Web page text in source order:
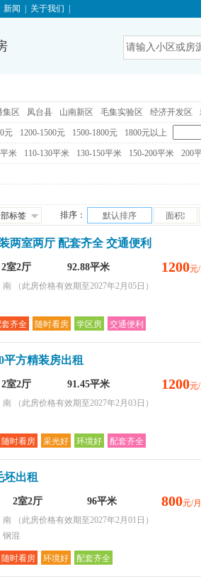
新闻 关于我们
集区 凤台县 山南新区 毛集实验区 经济开发区
元 1200-1500元 1500-1800元 1800元以上
米 110-130平米 130-150平米 150-200平米 200
标签
唯一
学区房
两年
房源
境好
光好
齐全
排序： 默认排序 面积
两室两厅 配套齐全 交通便利
2室2厅 92.88平米 1200元/
南
（此房价格有效期至2027年2月05日）
齐全 随时看房 学区房 交通便利
平方精装房出租
2室2厅 91.45平米 1200元/
南
（此房价格有效期至2027年2月03日）
随时看房 采光好 环境好 配套齐全
坯出租
2室2厅 96平米 800元/月
南
（此房价格有效期至2027年2月01日）
钢混
随时看房 环境好 配套齐全